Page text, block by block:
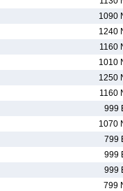
1090
1240
1160
1010
1250
1160
999
1070
799
999
999
799